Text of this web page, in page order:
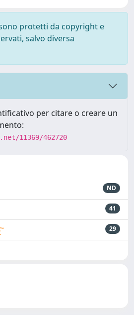
protetti da copyright e
salvo diversa
per citare o creare un
11369/462720
ND
41
29